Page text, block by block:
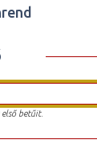
betűit.